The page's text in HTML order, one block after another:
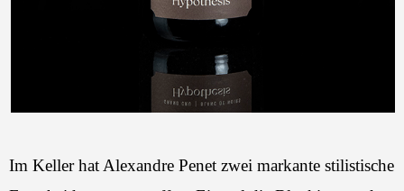
Im Keller hat Alexandre Penet zwei markante stilistische